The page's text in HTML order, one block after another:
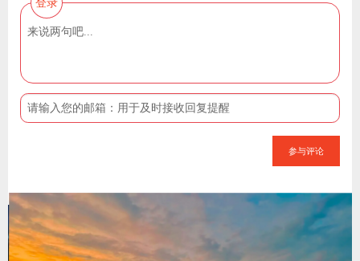
参与评论